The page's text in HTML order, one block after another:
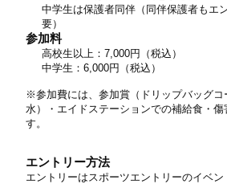
中学生は保護者同伴（同伴保護者もエ
要）
参加料
高校生以上：7,000円（税込）
中学生：6,000円（税込）
※参加費には、参加賞（ドリップバッグコ
水）・エイドステーションでの補給食・傷
す。
エントリー方法
エントリーはスポーツエントリーのイベ